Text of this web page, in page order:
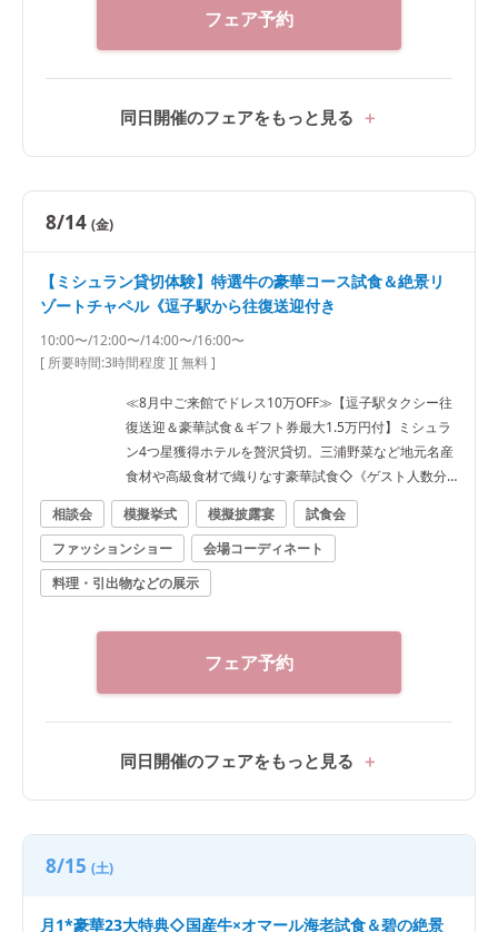
フェア予約
同日開催のフェアをもっと見る
8/14 (金)
【ミシュラン貸切体験】特選牛の豪華コース試食＆絶景リ
ゾートチャペル《逗子駅から往復送迎付き
10:00〜/12:00〜/14:00〜/16:00〜
[ 所要時間:3時間程度][ 無料 ]
≪8月中ご来館でドレス10万OFF≫【逗子駅タクシー往
復送迎＆豪華試食＆ギフト券最大1.5万円付】ミシュラ
ン4つ星獲得ホテルを贅沢貸切。三浦野菜など地元名産
食材や高級食材で織りなす豪華試食◇《ゲスト人数分
の逗子駅往復タクシー特典も有》
相談会 模擬挙式 模擬披露宴
試食会
ファッションショー
会場コーディネート
料理・引出物などの展示
フェア予約
同日開催のフェアをもっと見る
8/15 (土)
月1*豪華23大特典◇国産牛×オマール海老試食＆碧の絶景